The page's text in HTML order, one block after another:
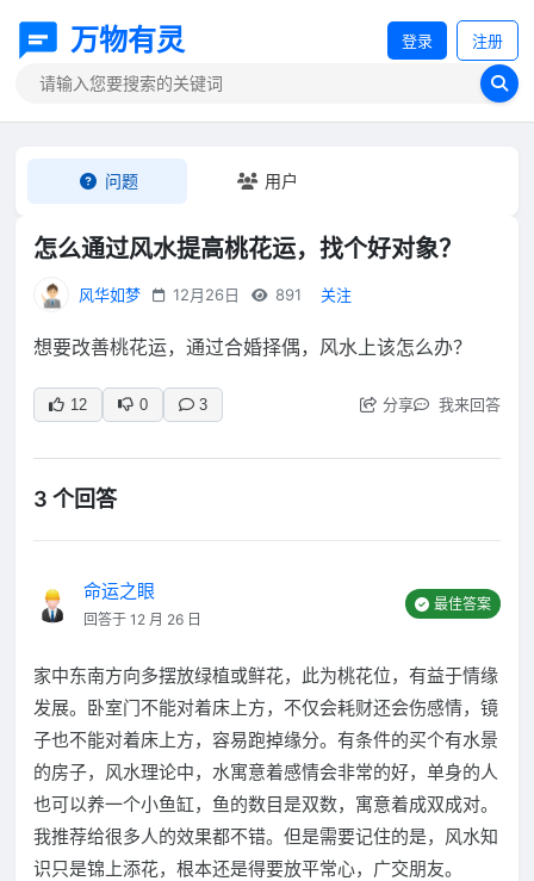
万物有灵 登录 注册
问题 用户
怎么通过风水提高桃花运，找个好对象？
风华如梦 12月26日 891 关注
想要改善桃花运，通过合婚择偶，风水上该怎么办？
12 0 3 分享 我来回答
3 个回答
命运之眼
回答于 12 月 26 日
最佳答案
家中东南方向多摆放绿植或鲜花，此为桃花位，有益于情缘
发展。卧室门不能对着床上方，不仅会耗财还会伤感情，镜
子也不能对着床上方，容易跑掉缘分。有条件的买个有水景
的房子，风水理论中，水寓意着感情会非常的好，单身的人
也可以养一个小鱼缸，鱼的数目是双数，寓意着成双成对。
我推荐给很多人的效果都不错。但是需要记住的是，风水知
识只是锦上添花，根本还是得要放平常心，广交朋友。